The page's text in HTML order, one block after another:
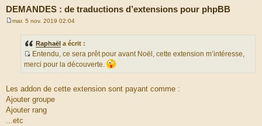
DEMANDES : de traductions d’extensions pour phpBB
mar. 5 nov. 2019 02:04
Raphaël a écrit :
S
r
c
e
Entendu, ce sera prêt pour avant Noël, cette extension m’intéresse,
merci pour la découverte.
Les addon de cette extension sont payant comme :
Ajouter groupe
Ajouter rang
...etc